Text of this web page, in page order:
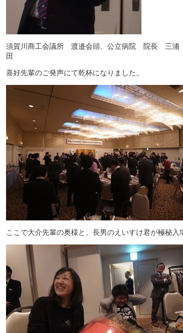
須賀川商工会議所 渡邉会頭、公立病院 院長 三浦
田
喜好先輩のご発声にて乾杯になりました。
ここで大介先輩の奥様と、長男のえいすけ君が極秘入